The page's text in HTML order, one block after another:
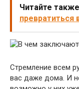
Читайте
превратиться
Стремление всем
вас даже дома. И